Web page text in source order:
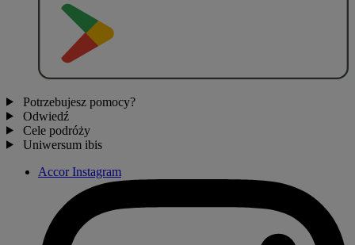
Potrzebujesz pomocy?
Odwiedź
Cele podróży
Uniwersum ibis
Accor Instagram